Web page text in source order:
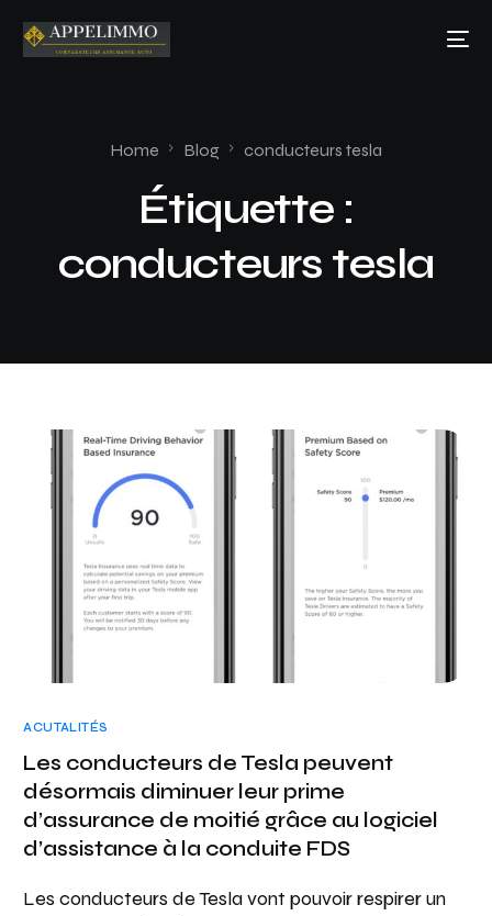
Home Blog conducteurs tesla
Étiquette :
conducteurs tesla
ACUTALITÉS
Les conducteurs de Tesla peuvent
désormais diminuer leur prime
d’assurance de moitié grâce au logiciel
d’assistance à la conduite FDS
Les conducteurs de Tesla vont pouvoir respirer un